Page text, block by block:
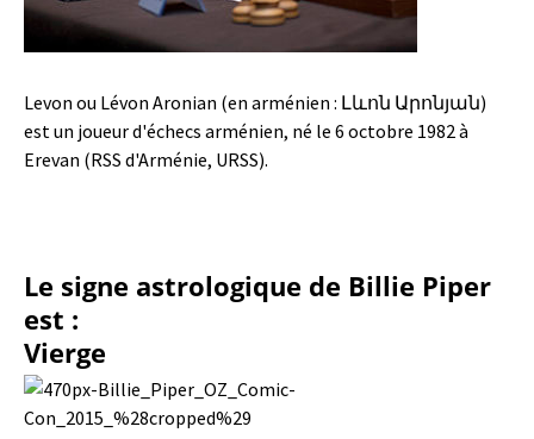
Levon ou Lévon Aronian (en arménien : Լևոն Արոնյան)
est un joueur d'échecs arménien, né le 6 octobre 1982 à
Erevan (RSS d'Arménie, URSS).
Le signe astrologique de Billie Piper
est :
Vierge